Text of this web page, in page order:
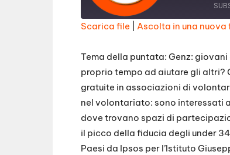
RSS FEED
LINK
EMBED
Scarica file Ascolta in una nuova
Tema della puntata: Genz:
proprio tempo ad aiutare gli
gratuite in associazioni di
nel volontariato: sono interessati
dove trovano spazi di
il picco della fiducia degli under
Paesi da Ipsos per l’Istituto